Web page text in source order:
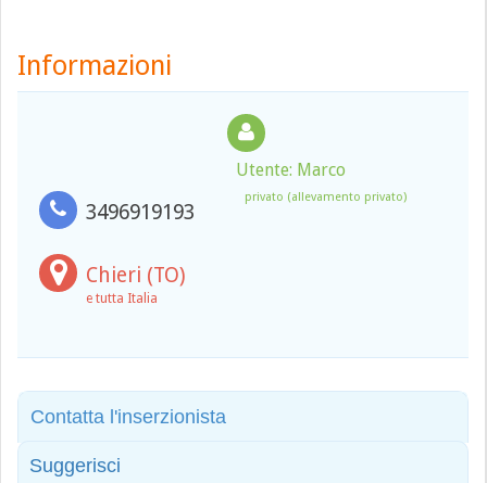
Informazioni
3496919193
Utente: Marco
privato (allevamento privato)
Chieri (TO)
e tutta Italia
Contatta l'inserzionista
Suggerisci